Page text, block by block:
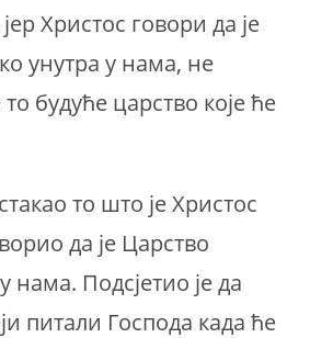
Христос говори да је
унутра у нама, не
будуће царство које ће
то што је Христос
да је Царство
нама. Подсјетио је да
питали Господа када ће